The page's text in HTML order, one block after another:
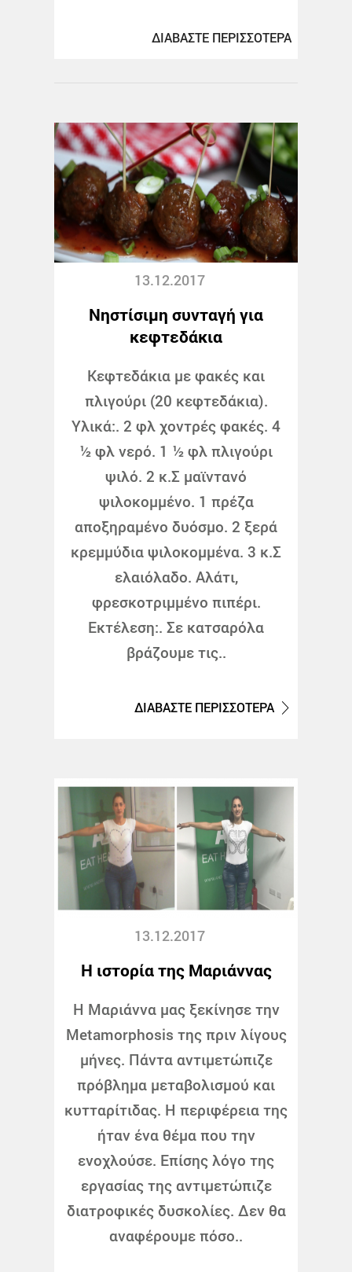
ΔΙΑΒΑΣΤΕ ΠΕΡΙΣΣΟΤΕΡΑ
13.12.2017
Νηστίσιμη συνταγή για
κεφτεδάκια
Κεφτεδάκια με φακές και
πλιγούρι (20 κεφτεδάκια).
Υλικά:. 2 φλ χοντρές φακές. 4
½ φλ νερό. 1 ½ φλ πλιγούρι
ψιλό. 2 κ.Σ μαϊντανό
ψιλοκομμένο. 1 πρέζα
αποξηραμένο δυόσμο. 2 ξερά
κρεμμύδια ψιλοκομμένα. 3 κ.Σ
ελαιόλαδο. Αλάτι,
φρεσκοτριμμένο πιπέρι.
Εκτέλεση:. Σε κατσαρόλα
βράζουμε τις..
ΔΙΑΒΑΣΤΕ ΠΕΡΙΣΣΟΤΕΡΑ
13.12.2017
Η ιστορία της Μαριάννας
Η Μαριάννα μας ξεκίνησε την
Metamorphosis της πριν λίγους
μήνες. Πάντα αντιμετώπιζε
πρόβλημα μεταβολισμού και
κυτταρίτιδας. Η περιφέρεια της
ήταν ένα θέμα που την
ενοχλούσε. Επίσης λόγο της
εργασίας της αντιμετώπιζε
διατροφικές δυσκολίες. Δεν θα
αναφέρουμε πόσο..